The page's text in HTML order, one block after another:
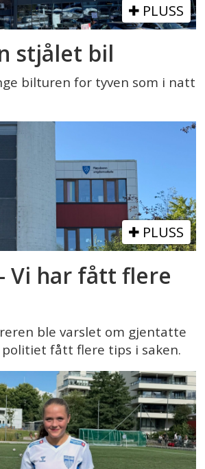
PLUSS
stjålet bil
bilturen for tyven som i natt
PLUSS
Vi har fått flere
ble varslet om gjentatte
politiet fått flere tips i saken.